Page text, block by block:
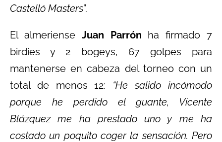
Castelló Masters”.
El almeriense Juan Parrón ha firmado 7
birdies y 2 bogeys, 67 golpes para
mantenerse en cabeza del torneo con un
total de menos 12: “He salido incómodo
porque he perdido el guante, Vicente
Blázquez me ha prestado uno y me ha
costado un poquito coger la sensación. Pero